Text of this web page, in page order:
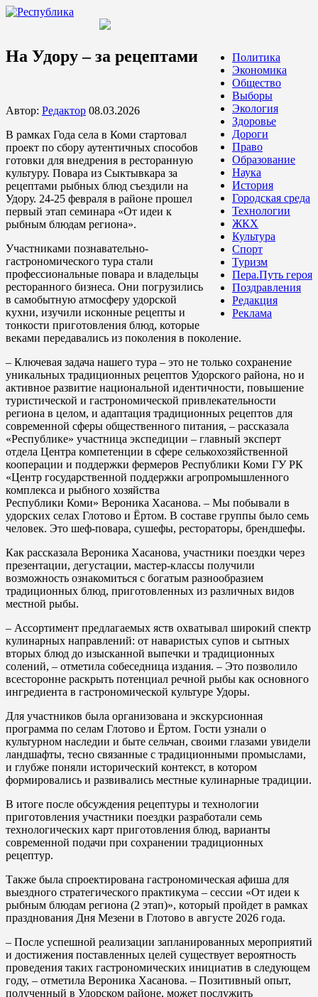
Политика
Экономика
Общество
Выборы
Экология
Здоровье
Дороги
Право
Образование
Наука
История
Городская среда
Технологии
ЖКХ
Культура
Спорт
Туризм
Пера.Путь героя
Поздравления
Редакция
Реклама
На Удору – за рецептами
Автор: Редактор 08.03.2026
В рамках Года села в Коми стартовал
проект по сбору аутентичных способов
готовки для внедрения в ресторанную
культуру. Повара из Сыктывкара за
рецептами рыбных блюд съездили на
Удору. 24-25 февраля в районе прошел
первый этап семинара «От идеи к
рыбным блюдам региона».
Участниками познавательно-
гастрономического тура стали
профессиональные повара и владельцы
ресторанного бизнеса. Они погрузились
в самобытную атмосферу удорской
кухни, изучили исконные рецепты и
тонкости приготовления блюд, которые
веками передавались из поколения в поколение.
– Ключевая задача нашего тура – это не только сохранение
уникальных традиционных рецептов Удорского района, но и
активное развитие национальной идентичности, повышение
туристической и гастрономической привлекательности
региона в целом, и адаптация традиционных рецептов для
современной сферы общественного питания, – рассказала
«Республике» участница экспедиции – главный эксперт
отдела Центра компетенции в сфере селькохозяйственной
кооперации и поддержки фермеров Республики Коми ГУ РК
«Центр государственной поддержки агропромышленного
комплекса и рыбного хозяйства
Республики Коми» Вероника Хасанова. – Мы побывали в
удорских селах Глотово и Ёртом. В составе группы было семь
человек. Это шеф-повара, сушефы, рестораторы, брендшефы.
Как рассказала Вероника Хасанова, участники поездки через
презентации, дегустации, мастер-классы получили
возможность ознакомиться с богатым разнообразием
традиционных блюд, приготовленных из различных видов
местной рыбы.
– Ассортимент предлагаемых яств охватывал широкий спектр
кулинарных направлений: от наваристых супов и сытных
вторых блюд до изысканной выпечки и традиционных
солений, – отметила собеседница издания. – Это позволило
всесторонне раскрыть потенциал речной рыбы как основного
ингредиента в гастрономической культуре Удоры.
Для участников была организована и экскурсионная
программа по селам Глотово и Ёртом. Гости узнали о
культурном наследии и быте сельчан, своими глазами увидели
ландшафты, тесно связанные с традиционными промыслами,
и глубже поняли исторический контекст, в котором
формировались и развивались местные кулинарные традиции.
В итоге после обсуждения рецептуры и технологии
приготовления участники поездки разработали семь
технологических карт приготовления блюд, варианты
современной подачи при сохранении традиционных
рецептур.
Также была спроектирована гастрономическая афиша для
выездного стратегического практикума – сессии «От идеи к
рыбным блюдам региона (2 этап)», который пройдет в рамках
празднования Дня Мезени в Глотово в августе 2026 года.
– После успешной реализации запланированных мероприятий
и достижения поставленных целей существует вероятность
проведения таких гастрономических инициатив в следующем
году, – отметила Вероника Хасанова. – Позитивный опыт,
полученный в Удорском районе, может послужить